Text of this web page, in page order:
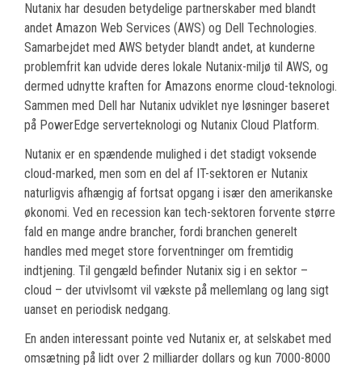
Nutanix har desuden betydelige partnerskaber med blandt
andet Amazon Web Services (AWS) og Dell Technologies.
Samarbejdet med AWS betyder blandt andet, at kunderne
problemfrit kan udvide deres lokale Nutanix-miljø til AWS, og
dermed udnytte kraften for Amazons enorme cloud-teknologi.
Sammen med Dell har Nutanix udviklet nye løsninger baseret
på PowerEdge serverteknologi og Nutanix Cloud Platform.
Nutanix er en spændende mulighed i det stadigt voksende
cloud-marked, men som en del af IT-sektoren er Nutanix
naturligvis afhængig af fortsat opgang i især den amerikanske
økonomi. Ved en recession kan tech-sektoren forvente større
fald en mange andre brancher, fordi branchen generelt
handles med meget store forventninger om fremtidig
indtjening. Til gengæld befinder Nutanix sig i en sektor –
cloud – der utvivlsomt vil vækste på mellemlang og lang sigt
uanset en periodisk nedgang.
En anden interessant pointe ved Nutanix er, at selskabet med
omsætning på lidt over 2 milliarder dollars og kun 7000-8000